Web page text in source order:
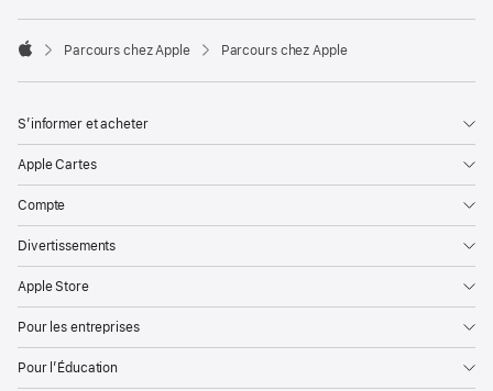

Parcours chez Apple Parcours chez Apple
S’informer et acheter
Apple Cartes
Compte
Divertissements
Apple Store
Pour les entreprises
Pour l’Éducation